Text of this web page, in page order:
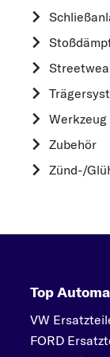
Werkzeug
Zubehör
Zünd-/
Top
VW
FORD